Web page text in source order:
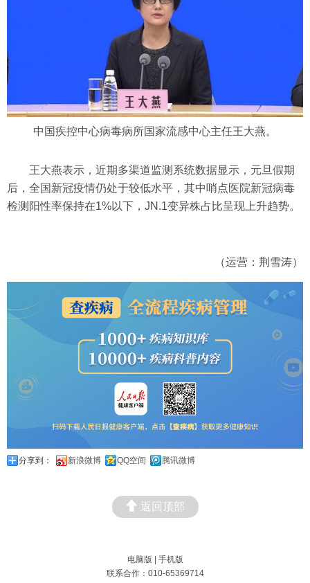
中国疾控中心病毒病所国家流感中心主任王大燕。
王大燕表示，近期多渠道监测系统数据显示，元旦假期
后，全国新冠疫情仍处于较低水平，其中哨点医院新冠病毒
检测阳性率保持在1%以下，JN.1变异株占比呈现上升趋势。
（运营：荆雪涛）
分享到： 新浪微博 QQ空间 腾讯微博
返回顶部
电脑版
手机版
联系合作：010-65369714